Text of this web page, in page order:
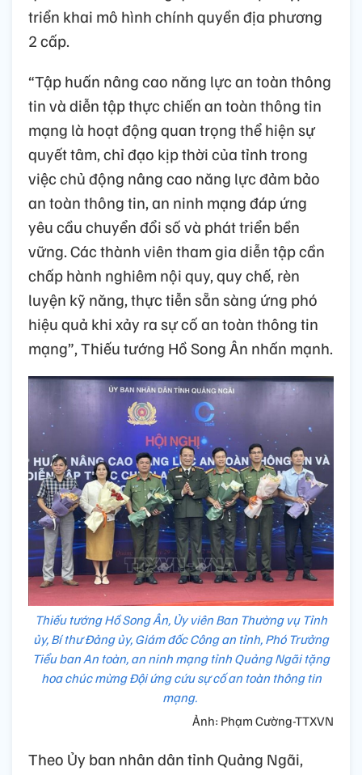
triển khai mô hình chính quyền địa phương
2 cấp.
“Tập huấn nâng cao năng lực an toàn thông
tin và diễn tập thực chiến an toàn thông tin
mạng là hoạt động quan trọng thể hiện sự
quyết tâm, chỉ đạo kịp thời của tỉnh trong
việc chủ động nâng cao năng lực đảm bảo
an toàn thông tin, an ninh mạng đáp ứng
yêu cầu chuyển đổi số và phát triển bền
vững. Các thành viên tham gia diễn tập cần
chấp hành nghiêm nội quy, quy chế, rèn
luyện kỹ năng, thực tiễn sẵn sàng ứng phó
hiệu quả khi xảy ra sự cố an toàn thông tin
mạng”, Thiếu tướng Hồ Song Ân nhấn mạnh.
Thiếu tướng Hồ Song Ân, Ủy viên Ban Thường vụ Tỉnh
ủy, Bí thư Đảng ủy, Giám đốc Công an tỉnh, Phó Trưởng
Tiểu ban An toàn, an ninh mạng tỉnh Quảng Ngãi tặng
hoa chúc mừng Đội ứng cứu sự cố an toàn thông tin
mạng.
Ảnh: Phạm Cường-TTXVN
Theo Ủy ban nhân dân tỉnh Quảng Ngãi,